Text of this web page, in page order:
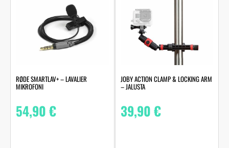
RØDE SMARTLAV+ – LAVALIER
MIKROFONI
54,90€
JOBY ACTION CLAMP & LOCKING ARM
– JALUSTA
39,90€